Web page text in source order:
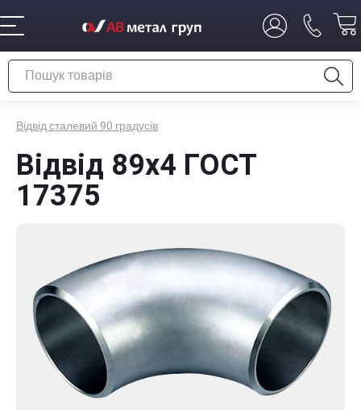
Відвід сталевий 90 градусів
Відвід 89х4 ГОСТ
17375